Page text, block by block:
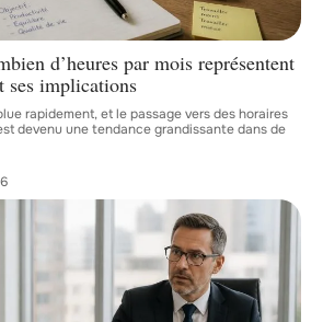
d’heures par mois représentent
ses implications
rapidement, et le passage vers des horaires
devenu une tendance grandissante dans de